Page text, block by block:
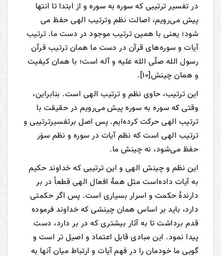
در تفسیر ترتیبی که سوره به سوره و از ابتدا تا انتها
پیش می‌رویم، اصالت نظم وترتیب الهی حفظ می
شود؛ یعنی با همین ترتیب موجود در دست ما. ترتیب
آیات و سوره‌های قرآن در دست ما همان ترتیب قرآن
رسول الله صلّی الله علیه و آله است؛ با همان کیفیت
و همان چینش[10]
.
این ترتیب، حاوی نظم و ترتیب الهی است. بنابراین،
وقتی که سوره به سوره پیش می‌رویم در حقیقت با
ترتیب الهی حرکت کرده‌ایم. پس اصل برتفسیرترتیبی و
ترتیب الهی است که نظم آیات در سوره و نظم سوَر
حفظ می‌شود، نه چینش ما.
این نظم و چینش الهی و این ترتیبی که خداوند حکیم
به آیات داده‌است مثل همۀ افعال الهی قطعاً در بر
دارندۀ حکمت و اسرار بسیاری است. پس اگر حکمتی
دارد، باید بر اساس همان چینشی که خداوند فرموده
قدم برداشت تا به آثار بیشتری که در بر دارد، دست
پیدا نمود. این مبادی قابل اعتماد و اصیل تر است و
گویی ما خودمان را در فهم آیات و ارتباط میان آنها به